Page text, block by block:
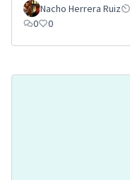
Nacho Herrera Ruiz
0
0